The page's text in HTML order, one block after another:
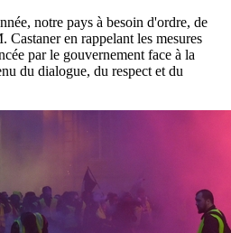
notre pays à besoin d'ordre, de
en rappelant les mesures
par le gouvernement face à la
du dialogue, du respect et du